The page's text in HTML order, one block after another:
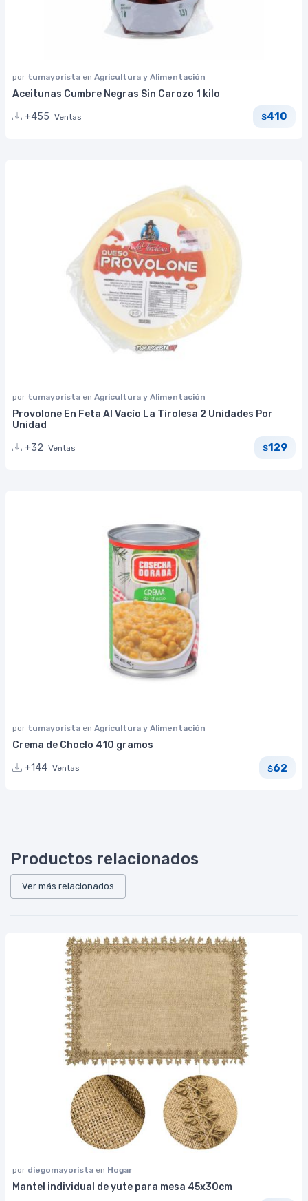
por tumayorista en Agricultura y Alimentación
Aceitunas Cumbre Negras Sin Carozo 1 kilo
+455 Ventas $410
por tumayorista en Agricultura y Alimentación
Provolone En Feta Al Vacío La Tirolesa 2 Unidades Por
Unidad
+32 Ventas $129
por tumayorista en Agricultura y Alimentación
Crema de Choclo 410 gramos
+144 Ventas $62
Productos relacionados
Ver más relacionados
por diegomayorista en Hogar
Mantel individual de yute para mesa 45x30cm